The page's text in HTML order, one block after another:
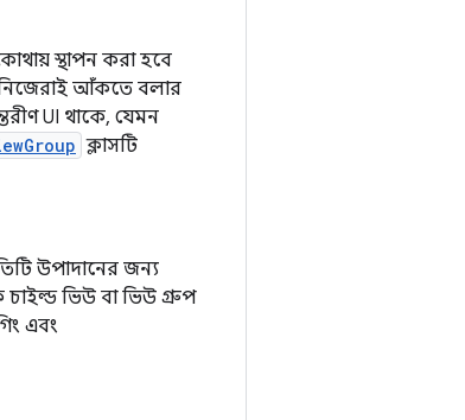
স্থাপন করা হবে
নিজেরাই আঁকতে বলার
UI থাকে, যেমন
ক্লাসটি
উপাদানের জন্য
চাইল্ড ভিউ বা ভিউ গ্রুপ
এবং